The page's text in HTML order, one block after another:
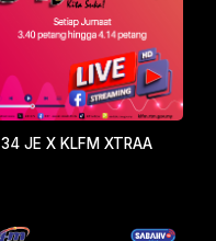
34 JE X KLFM XTRAA